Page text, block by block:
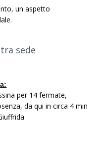
un aspetto
sede
per 14 fermate,
da qui in circa 4 min